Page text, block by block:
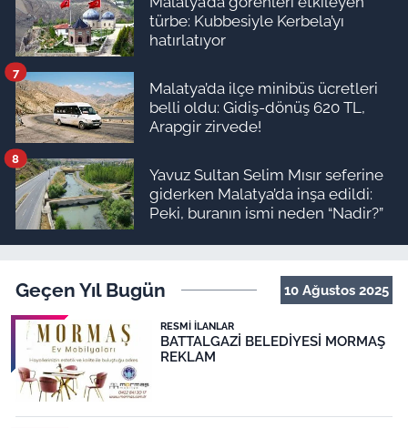
türbe: Kubbesiyle Kerbela’yı
hatırlatıyor
Malatya’da ilçe minibüs ücretleri
belli oldu: Gidiş-dönüş 620 TL,
Arapgir zirvede!
7
Yavuz Sultan Selim Mısır seferine
giderken Malatya’da inşa edildi:
Peki, buranın ismi neden “Nadir?”
8
Geçen Yıl Bugün 10 Ağustos 2025
RESMI İLANLAR
BATTALGAZİ BELEDİYESİ MORMAŞ
REKLAM